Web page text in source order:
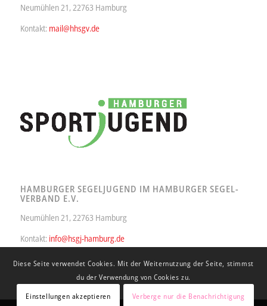
Neumühlen 21, 22763 Hamburg
Kontakt: mail@hhsgv.de
HAMBURGER SEGELJUGEND IM HAMBURGER SEGEL-
VERBAND E.V.
Neumühlen 21, 22763 Hamburg
Kontakt: info@hsgj-hamburg.de
Diese Seite verwendet Cookies. Mit der Weiternutzung der Seite, stimmst
du der Verwendung von Cookies zu.
Einstellungen akzeptieren
Verberge nur die Benachrichtigung